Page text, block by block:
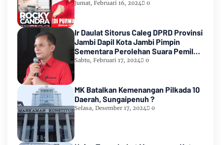
Count KPU RI
Jumat, Februari 16, 2024 0
Ir Daulat Sitorus Caleg DPRD Provinsi
Jambi Dapil Kota Jambi Pimpin
Sementara Perolehan Suara Pemilu
2024
Sabtu, Februari 17, 2024 0
MK Batalkan Kemenangan Pilkada 10
Daerah, Sungaipenuh ?
Selasa, Desember 17, 2024 0